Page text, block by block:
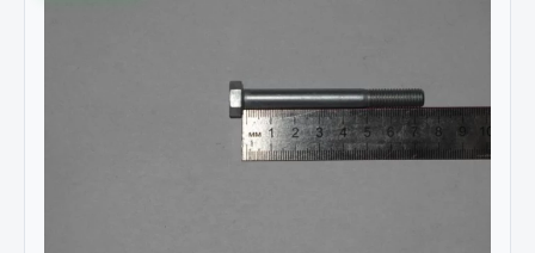
Изготовление цепей на колеса BOHU